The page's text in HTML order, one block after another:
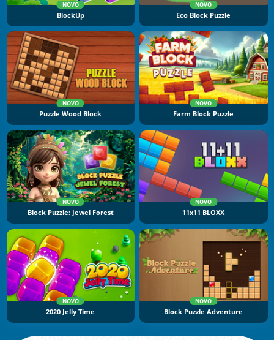
NOVO
BlockUp
NOVO
Eco Block Puzzle
NOVO
Puzzle Wood Block
NOVO
Farm Block Puzzle
NOVO
Block Puzzle: Jewel Forest
NOVO
11x11 BLOXX
NOVO
2020 Jelly Time
NOVO
Block Puzzle Adventure